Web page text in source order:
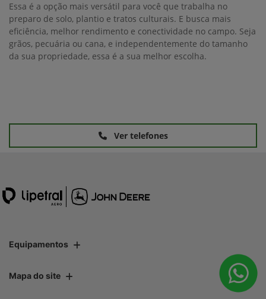
Essa é a opção mais versátil para você que trabalha no
preparo de solo, plantio e tratos culturais. E busca mais
eficiência, melhor rendimento e conectividade no campo. Seja
grãos, pecuária ou cana, e independentemente do tamanho
da sua propriedade, essa é a sua melhor escolha.
Ver telefones
Equipamentos
Mapa do site